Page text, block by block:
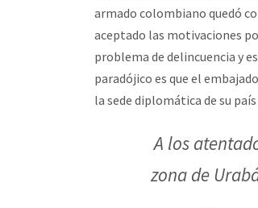
armado colombiano quedó
aceptado las motivaciones
problema de delincuencia y
paradójico es que el
la sede diplomática de su
A los
zona de